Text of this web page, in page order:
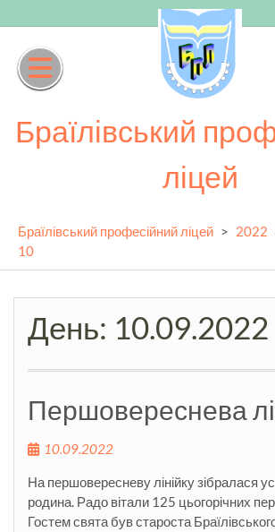
to
content
Браїлівський
ліцей
Браїлівський професійний ліцей > 2022
10
День: 10.09.2022
Першовереснева
10.09.2022
На першовересневу лінійку зібралася
родина. Радо вітали 125 цьогорічних
Гостем свята був староста